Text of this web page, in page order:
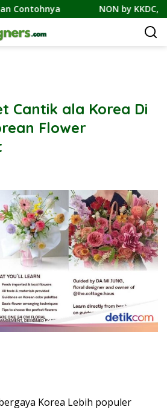
NON by KKDC, Kafe
Cantik ala Korea Di
Flower
Korea Lebih populer